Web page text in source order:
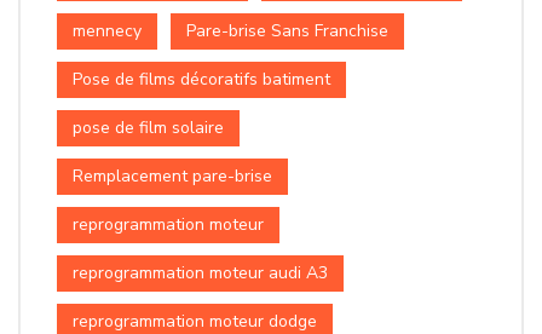
mennecy Pare-brise Sans Franchise
Pose de films décoratifs batiment
pose de film solaire
Remplacement pare-brise
reprogrammation moteur
reprogrammation moteur audi A3
reprogrammation moteur dodge